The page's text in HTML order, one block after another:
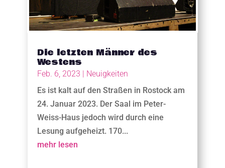
Die letzten Männer des
Westens
Feb. 6, 2023 | Neuigkeiten
Es ist kalt auf den Straßen in Rostock am
24. Januar 2023. Der Saal im Peter-
Weiss-Haus jedoch wird durch eine
Lesung aufgeheizt. 170...
mehr lesen